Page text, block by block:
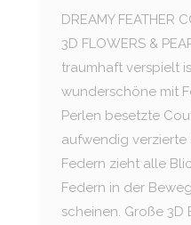
DREAMY FEATHER
3D FLOWERS &
traumhaft verspielt
wunderschöne mit
Perlen besetzte
aufwendig verzierte
Federn zieht alle
Federn in der
scheinen. Große